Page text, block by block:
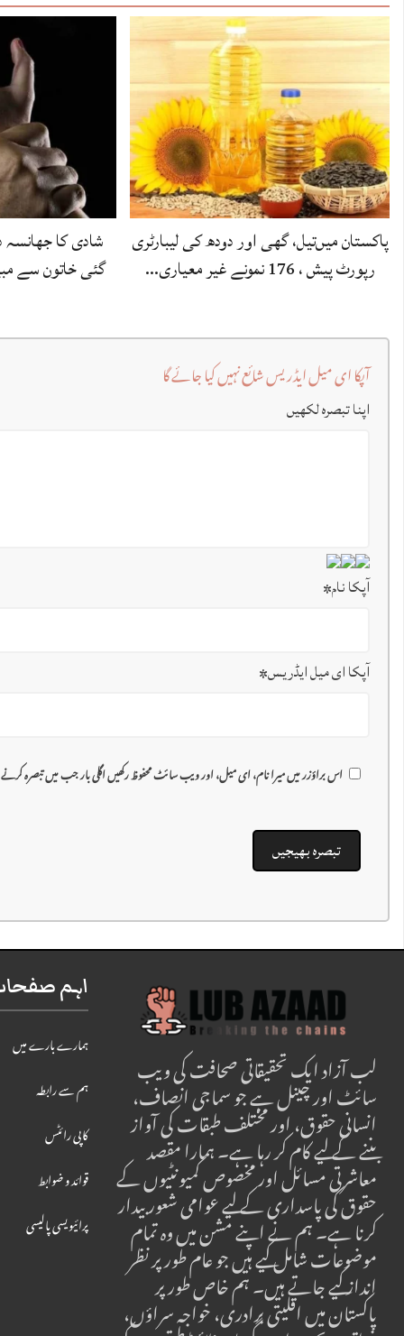
پاکستان میں‌تیل، گھی اور دودھ کی لیبارٹری
رپورٹ پیش ، 176 نمونے غیر معیاری…
شادی کا
گئی خاتون سے
آپکا ای میل ایڈریس شائع نہیں کیا جائے گا
اپنا تبصرہ لکھیں
آپکا نام*
آپکا ای میل ایڈریس*
اس براؤزر میں میرا نام، ای میل، اور ویب سائٹ محفوظ رکھیں اگلی بار جب میں تبصرہ
لب آزاد ایک تحقیقاتی صحافت کی ویب
سائٹ اور چینل ہے جو سماجی انصاف،
انسانی حقوق، اور مختلف طبقات کی آواز
بننے کے لیے کام کر رہا ہے۔ ہمارا مقصد
معاشرتی مسائل اور مخصوص کمیونٹیوں کے
حقوق کی پاسداری کے لیے عوامی شعور بیدار
کرنا ہے۔ ہم نے اپنے مشن میں وہ تمام
موضوعات شامل کیے ہیں جو عام طور پر نظر
انداز کیے جاتے ہیں۔ ہم خاص طور پر
پاکستان میں اقلیتی برادری، خواجہ سراؤں،
اہم
ہمارے بارے میں
ہم سے رابطہ
کاپی رائٹس
قوائد و ضوابط
پرائیویسی پالیسی